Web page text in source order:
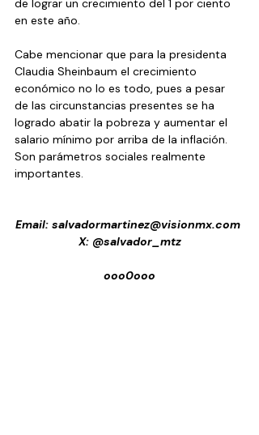
de lograr un crecimiento del 1 por ciento
en este año.
Cabe mencionar que para la presidenta
Claudia Sheinbaum el crecimiento
económico no lo es todo, pues a pesar
de las circunstancias presentes se ha
logrado abatir la pobreza y aumentar el
salario mínimo por arriba de la inflación.
Son parámetros sociales realmente
importantes.
Email: salvadormartinez@visionmx.com
X: @salvador_mtz
ooo0ooo